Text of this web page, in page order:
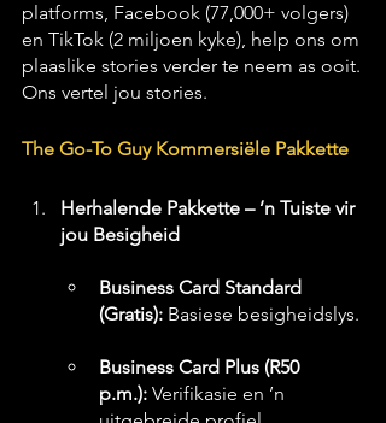
platforms, Facebook (77,000+ volgers)
en TikTok (2 miljoen kyke), help ons om
plaaslike stories verder te neem as ooit.
Ons vertel jou stories.
The Go-To Guy Kommersiële Pakkette
Herhalende Pakkette – ’n Tuiste vir
jou Besigheid
Business Card Standard
(Gratis): Basiese besigheidslys.
Business Card Plus (R50
p.m.): Verifikasie en ’n